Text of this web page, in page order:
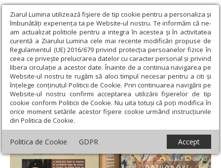
Ziarul Lumina utilizează fişiere de tip cookie pentru a personaliza și
îmbunătăți experiența ta pe Website-ul nostru. Te informăm că ne-
am actualizat politicile pentru a integra în acestea și în activitatea
curentă a Ziarului Lumina cele mai recente modificări propuse de
Regulamentul (UE) 2016/679 privind protecția persoanelor fizice în
ceea ce privește prelucrarea datelor cu caracter personal și privind
libera circulație a acestor date. Înainte de a continua navigarea pe
Website-ul nostru te rugăm să aloci timpul necesar pentru a citi și
înțelege conținutul Politicii de Cookie. Prin continuarea navigării pe
Website-ul nostru confirmi acceptarea utilizării fişierelor de tip
cookie conform Politicii de Cookie. Nu uita totuși că poți modifica în
orice moment setările acestor fişiere cookie urmând instrucțiunile
din Politica de Cookie.
Politica de Cookie GDPR Accept
Ziarul Lumina › Protos. Ioan Dumitru Popoiu
Protos. Ioan Dumitru Popoiu